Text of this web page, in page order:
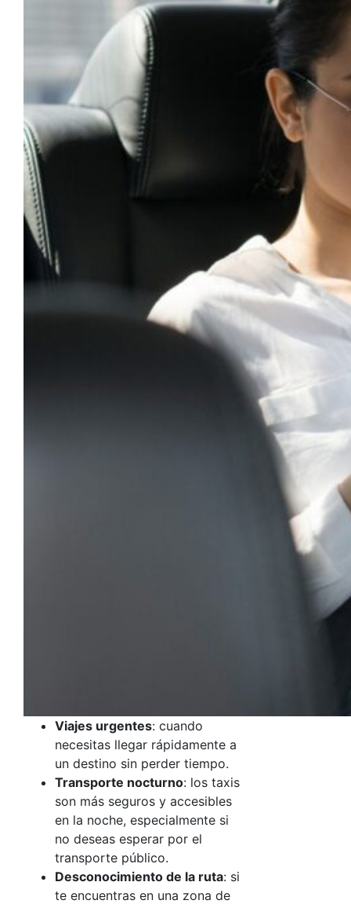
Viajes urgentes: cuando
necesitas llegar rápidamente a
un destino sin perder tiempo.
Transporte nocturno: los taxis
son más seguros y accesibles
en la noche, especialmente si
no deseas esperar por el
transporte público.
Desconocimiento de la ruta: si
te encuentras en una zona de